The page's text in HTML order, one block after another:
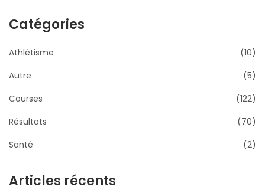
Catégories
Athlétisme
(10)
Autre
(5)
Courses
(122)
Résultats
(70)
Santé
(2)
Articles récents